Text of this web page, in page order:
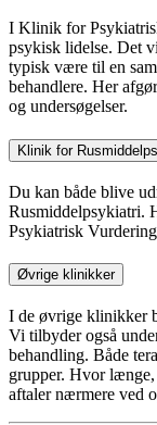
I Klinik for
psykisk lidelse. Det
typisk være til en
behandlere. Her
og undersøgelser.
Klinik for
Du kan både blive
Rusmiddelpsykiatri.
Psykiatrisk
Øvrige klinikker
I de øvrige klinikker
Vi tilbyder også
behandling. Både
grupper. Hvor
aftaler nærmere ved